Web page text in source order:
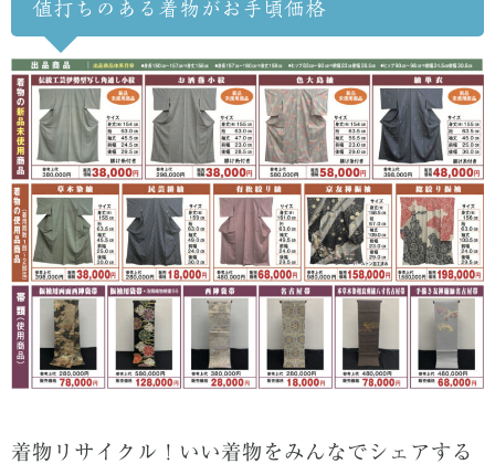
値打ちのある着物がお手頃価格
着物リサイクル！いい着物をみんなでシェアする